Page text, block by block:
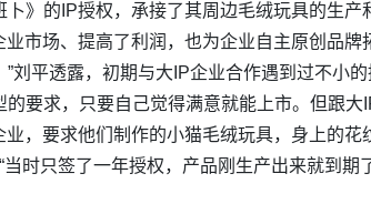
》的IP授权，承接了其周边毛绒玩具的生产
市场、提高了利润，也为企业自主原创品
刘平透露，初期与大IP企业合作遇到过不小的
要求，只要自己觉得满意就能上市。但跟
，要求他们制作的小猫毛绒玩具，身上的
当时只签了一年授权，产品刚生产出来就到